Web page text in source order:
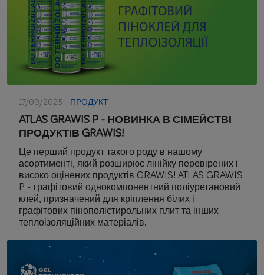
17/09/2025 ПРОДУКТ
ATLAS GRAWIS P - НОВИНКА В СІМЕЙСТВІ
ПРОДУКТІВ GRAWIS!
Це перший продукт такого роду в нашому
асортименті, який розширює лінійку перевірених і
високо оцінених продуктів GRAWIS! ATLAS GRAWIS
P - графітовий однокомпонентний поліуретановий
клей, призначений для кріплення білих і
графітових пінополістирольних плит та інших
теплоізоляційних матеріалів.